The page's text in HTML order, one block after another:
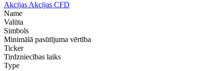
Akcijas Akcijas CFD
Name
Valūta
Simbols
Minimālā pasūtījuma vērtība
Ticker
Tirdzniecības laiks
Type